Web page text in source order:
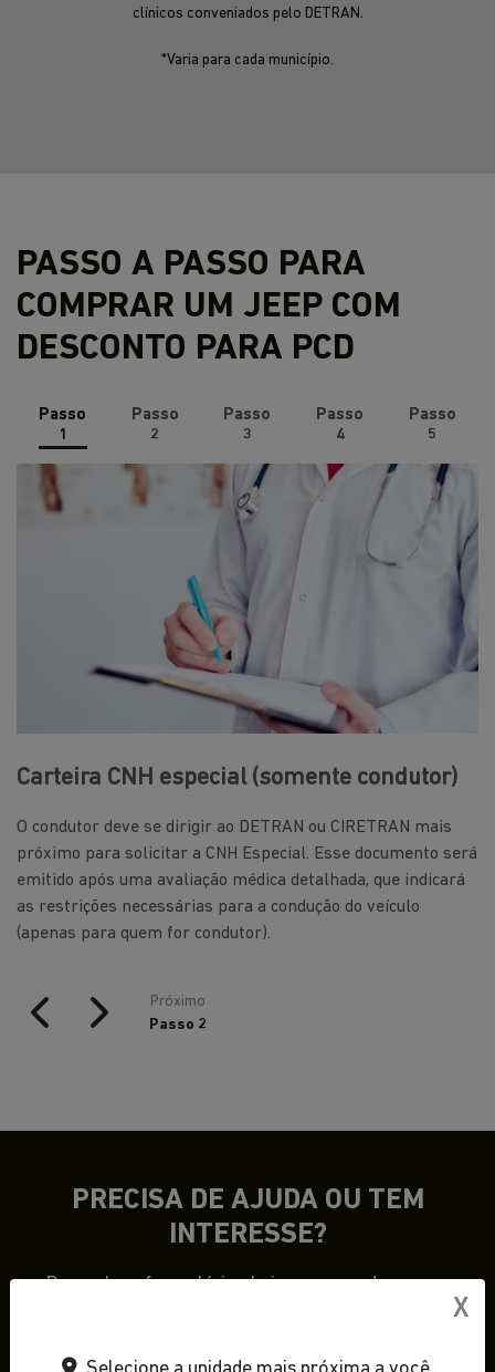
clínicos conveniados pelo DETRAN.
*Varia para cada município.
PASSO A PASSO PARA
COMPRAR UM JEEP COM
DESCONTO PARA PCD
Passo
1
Passo
2
Passo
3
Passo
4
Passo
5
Carteira CNH especial (somente condutor)
O condutor deve se dirigir ao DETRAN ou CIRETRAN mais
próximo para solicitar a CNH Especial. Esse documento será
emitido após uma avaliação médica detalhada, que indicará
as restrições necessárias para a condução do veículo
(apenas para quem for condutor).
Próximo
Passo 2
PRECISA DE AJUDA OU TEM
INTERESSE?
Preencha o formulário abaixo que um de nossos
consultores irá entrar com contato com você paraX